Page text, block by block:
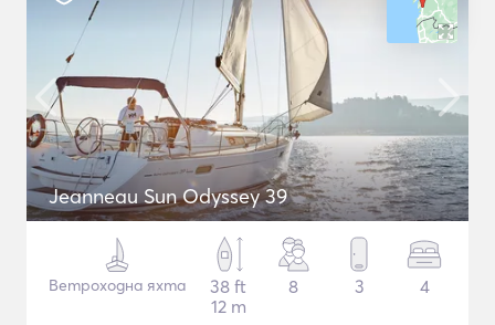
Jeanneau Sun Odyssey 39
Ветроходна яхта
38 ft
12 m
8 3 4